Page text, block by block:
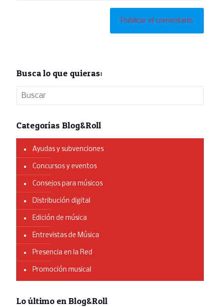
Busca lo que quieras:
Categorías Blog&Roll
Ayudas y subvenciones
Concursos y eventos
Consejos para músicos
Distribución digital
Edición de música
Entrevistas de Música
Presencia en la Red
Promoción musical
Lo último en Blog&Roll